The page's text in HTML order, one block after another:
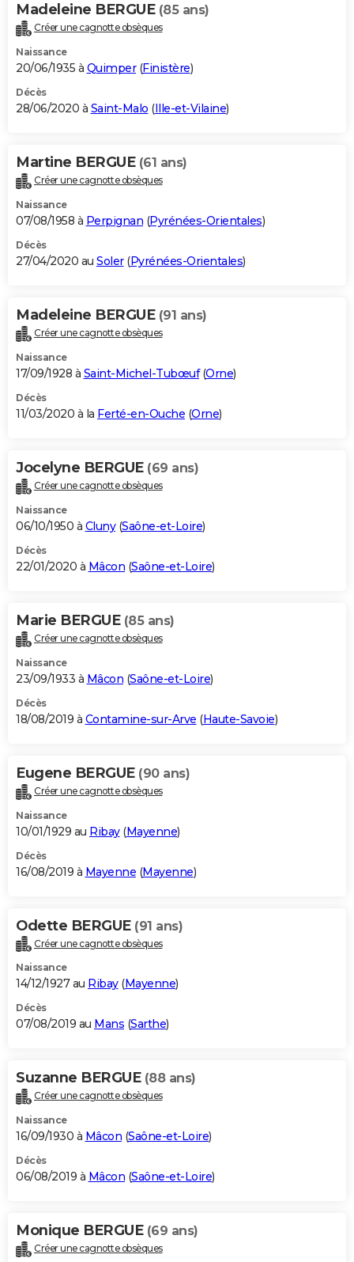
Madeleine BERGUE (85 ans)
Créer une cagnotte obsèques
Naissance
20/06/1935 à Quimper(Finistère)
Décès
28/06/2020 à Saint-Malo (Ille-et-Vilaine)
Martine BERGUE (61 ans)
Créer une cagnotte obsèques
Naissance
07/08/1958 à Perpignan (Pyrénées-Orientales)
Décès
27/04/2020 au Soler(Pyrénées-Orientales)
Madeleine BERGUE (91 ans)
Créer une cagnotte obsèques
Naissance
17/09/1928 à Saint-Michel-Tubœuf(Orne)
Décès
11/03/2020 à la Ferté-en-Ouche (Orne)
Jocelyne BERGUE (69 ans)
Créer une cagnotte obsèques
Naissance
06/10/1950 à Cluny(Saône-et-Loire)
Décès
22/01/2020 à Mâcon (Saône-et-Loire)
Marie BERGUE (85 ans)
Créer une cagnotte obsèques
Naissance
23/09/1933 à Mâcon (Saône-et-Loire)
Décès
18/08/2019 à Contamine-sur-Arve (Haute-Savoie)
Eugene BERGUE (90 ans)
Créer une cagnotte obsèques
Naissance
10/01/1929 au Ribay(Mayenne)
Décès
16/08/2019 à Mayenne (Mayenne)
Odette BERGUE (91 ans)
Créer une cagnotte obsèques
Naissance
14/12/1927 au Ribay(Mayenne)
Décès
07/08/2019 au Mans (Sarthe)
Suzanne BERGUE (88 ans)
Créer une cagnotte obsèques
Naissance
16/09/1930 à Mâcon (Saône-et-Loire)
Décès
06/08/2019 à Mâcon (Saône-et-Loire)
Monique BERGUE (69 ans)
Créer une cagnotte obsèques